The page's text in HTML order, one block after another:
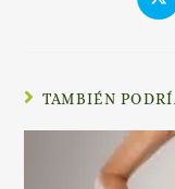
TAMBIÉN